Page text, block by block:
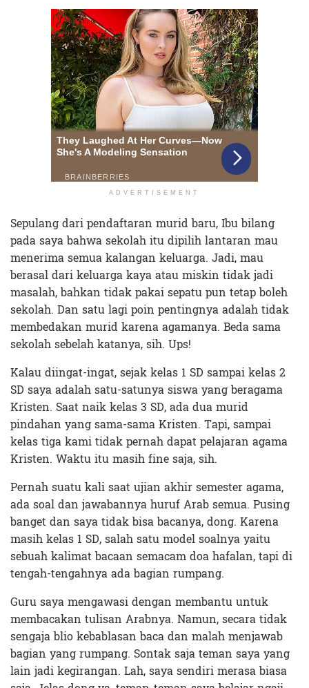
ADVERTISEMENT
Sepulang dari pendaftaran murid baru, Ibu bilang
pada saya bahwa sekolah itu dipilih lantaran mau
menerima semua kalangan keluarga. Jadi, mau
berasal dari keluarga kaya atau miskin tidak jadi
masalah, bahkan tidak pakai sepatu pun tetap boleh
sekolah. Dan satu lagi poin pentingnya adalah tidak
membedakan murid karena agamanya. Beda sama
sekolah sebelah katanya, sih. Ups!
Kalau diingat-ingat, sejak kelas 1 SD sampai kelas 2
SD saya adalah satu-satunya siswa yang beragama
Kristen. Saat naik kelas 3 SD, ada dua murid
pindahan yang sama-sama Kristen. Tapi, sampai
kelas tiga kami tidak pernah dapat pelajaran agama
Kristen. Waktu itu masih fine saja, sih.
Pernah suatu kali saat ujian akhir semester agama,
ada soal dan jawabannya huruf Arab semua. Pusing
banget dan saya tidak bisa bacanya, dong. Karena
masih kelas 1 SD, salah satu model soalnya yaitu
sebuah kalimat bacaan semacam doa hafalan, tapi di
tengah-tengahnya ada bagian rumpang.
Guru saya mengawasi dengan membantu untuk
membacakan tulisan Arabnya. Namun, secara tidak
sengaja blio kebablasan baca dan malah menjawab
bagian yang rumpang. Sontak saja teman saya yang
lain jadi kegirangan. Lah, saya sendiri merasa biasa